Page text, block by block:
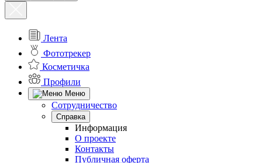
Лента
Фототрекер
Косметичка
Профили
Меню
Сотрудничество
Справка
Информация
О проекте
Контакты
Публичная оферта